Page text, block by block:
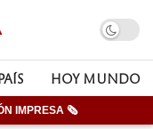
HOY MUNDO
IMPRESA 🗞